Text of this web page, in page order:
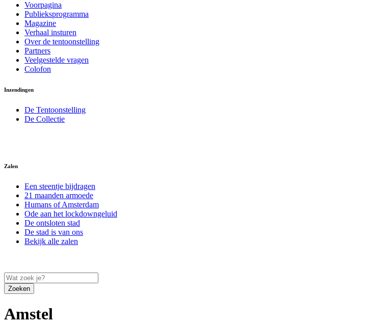
Voorpagina
Publieksprogramma
Magazine
Verhaal insturen
Over de tentoonstelling
Partners
Veelgestelde vragen
Colofon
Inzendingen
De Tentoonstelling
De Collectie
Zalen
Een steentje bijdragen
21 maanden armoede
Humans of Amsterdam
Ode aan het lockdowngeluid
De ontsloten stad
De stad is van ons
Bekijk alle zalen
Zoeken
Amstel